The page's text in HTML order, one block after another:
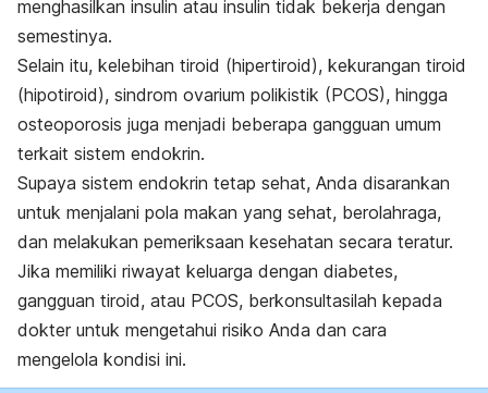
menghasilkan insulin atau insulin tidak bekerja dengan
semestinya.
Selain itu, kelebihan tiroid (hipertiroid), kekurangan tiroid
(hipotiroid), sindrom ovarium polikistik (PCOS), hingga
osteoporosis juga menjadi beberapa gangguan umum
terkait sistem endokrin.
Supaya sistem endokrin tetap sehat, Anda disarankan
untuk menjalani pola makan yang sehat, berolahraga,
dan melakukan pemeriksaan kesehatan secara teratur.
Jika memiliki riwayat keluarga dengan diabetes,
gangguan tiroid, atau PCOS, berkonsultasilah kepada
dokter untuk mengetahui risiko Anda dan cara
mengelola kondisi ini.